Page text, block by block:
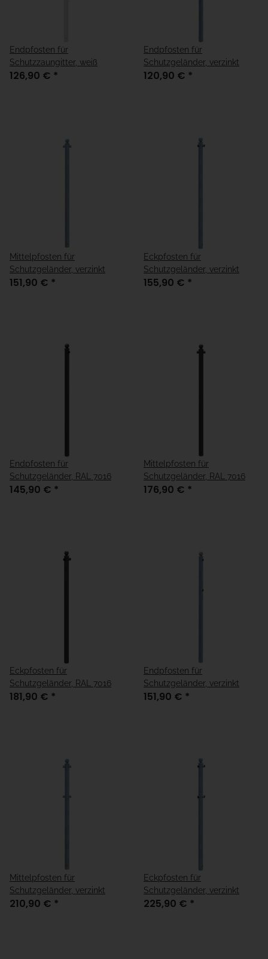
Endpfosten für
Schutzzaungitter, weiß
126,90 € *
Endpfosten für
Schutzgeländer, verzinkt
120,90 € *
Mittelpfosten für
Schutzgeländer, verzinkt
151,90 € *
Eckpfosten für
Schutzgeländer, verzinkt
155,90 € *
Endpfosten für
Schutzgeländer, RAL 7016
145,90 € *
Mittelpfosten für
Schutzgeländer, RAL 7016
176,90 € *
Eckpfosten für
Schutzgeländer, RAL 7016
181,90 € *
Endpfosten für
Schutzgeländer, verzinkt
151,90 € *
Mittelpfosten für
Schutzgeländer, verzinkt
210,90 € *
Eckpfosten für
Schutzgeländer, verzinkt
225,90 € *